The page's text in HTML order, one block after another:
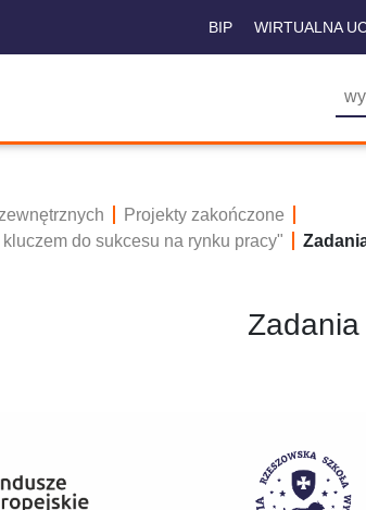
BIP WIRTUALNA
Projekty zakończone
do sukcesu na rynku pracy"
Zadania